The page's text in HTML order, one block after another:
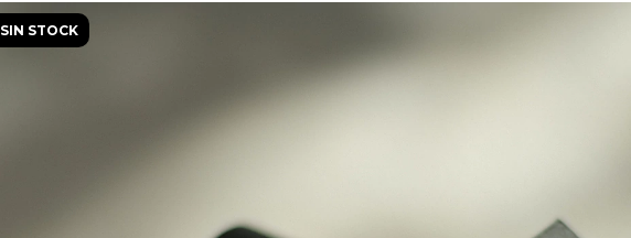
SIN STOCK